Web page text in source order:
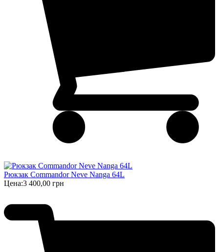
Рюкзак Commandor Neve Nanga 64L
Цена:3 400,00 грн